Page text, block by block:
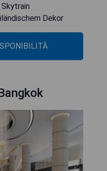
Dekor